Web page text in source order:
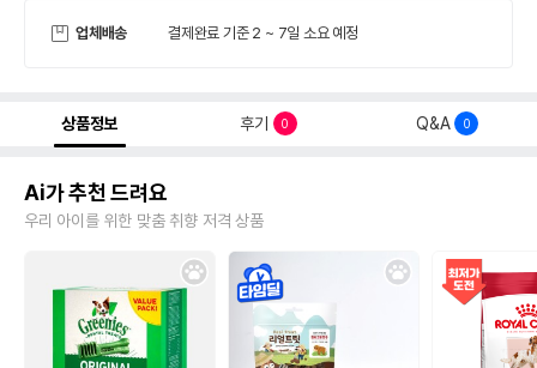
업체배송 결제완료 기준 2 ~ 7일 소요 예정
상품정보 후기 0 Q&A 0
Ai가 추천 드려요
우리 아이를 위한 맞춤 취향 저격 상품